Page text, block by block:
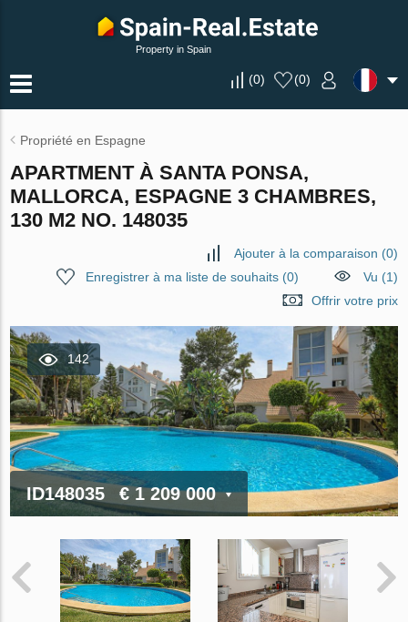
Property in Spain
(0) (0)
Propriété en Espagne
APARTMENT À SANTA PONSA,
MALLORCA, ESPAGNE 3 CHAMBRES,
130 M2 NO. 148035
Ajouter à la comparaison (0)
Enregistrer à ma liste de souhaits(0)
Vu (1)
Offrir votre prix
142
ID148035 € 1 209 000